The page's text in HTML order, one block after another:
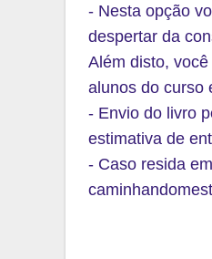
- Nesta opção
despertar da
Além disto,
alunos do curso
- Envio do livro
estimativa de
- Caso resida